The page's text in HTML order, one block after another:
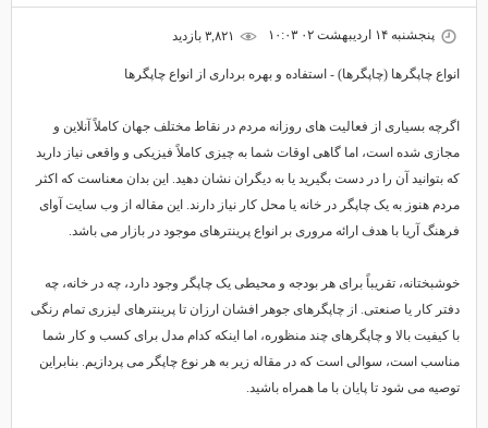
پنجشنبه ۱۴ اردیبهشت ۰۲ ۱۰:۰۳
انواع چاپگرها (چاپگرها) - استفاده و بهره برداری از انواع چاپگرها
اگرچه بسیاری از فعالیت های روزانه مردم در نقاط مختلف جهان کاملاً آنلاین و
مجازی شده است، اما گاهی اوقات شما به چیزی کاملاً فیزیکی و واقعی نیاز دارید
که بتوانید آن را در دست بگیرید یا به دیگران نشان دهید. این بدان معناست که اکثر
مردم هنوز به یک چاپگر در خانه یا محل کار نیاز دارند. این مقاله از وب سایت آوای
فرهنگ آریا با هدف ارائه مروری بر انواع پرینترهای موجود در بازار می باشد.
خوشبختانه، تقریباً برای هر بودجه و محیطی یک چاپگر وجود دارد، چه در خانه، چه
دفتر کار یا صنعتی. از چاپگرهای جوهر افشان ارزان تا پرینترهای لیزری تمام رنگی
با کیفیت بالا و چاپگرهای چند منظوره، اما اینکه کدام مدل برای کسب و کار شما
مناسب است، سوالی است که در مقاله زیر به هر نوع چاپگر می پردازیم. بنابراین
توصیه می شود تا پایان با ما همراه باشید.